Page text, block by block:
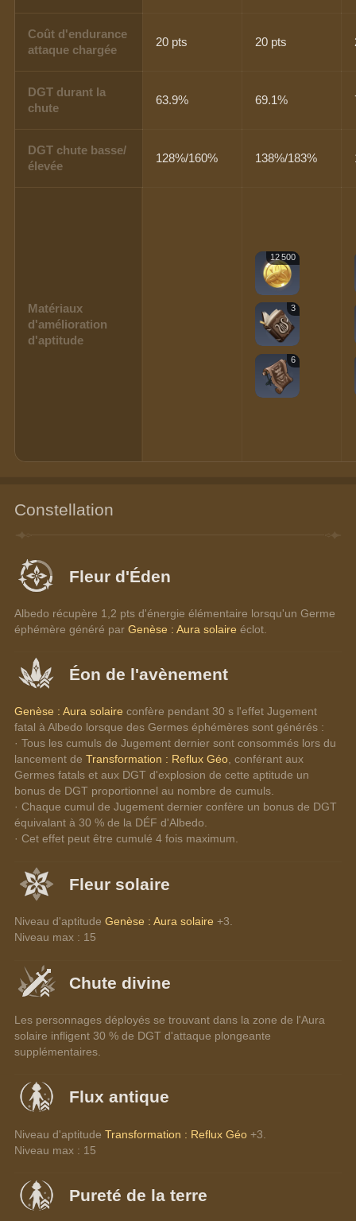
Coût d'endurance
attaque chargée
20 pts 20 pts
DGT durant la
chute
63.9% 69.1%
DGT chute basse/
élevée
128%/160% 138%/183%
Matériaux
d'amélioration
d'aptitude
12 500
3
6
Constellation
Fleur d'Éden
Albedo récupère 1,2 pts d'énergie élémentaire lorsqu'un Germe
éphémère généré par Genèse : Aura solaire éclot.
Éon de l'avènement
Genèse : Aura solaire confère pendant 30 s l'effet Jugement
fatal à Albedo lorsque des Germes éphémères sont générés :
· Tous les cumuls de Jugement dernier sont consommés lors du
lancement de Transformation : Reflux Géo, conférant aux
Germes fatals et aux DGT d'explosion de cette aptitude un
bonus de DGT proportionnel au nombre de cumuls.
· Chaque cumul de Jugement dernier confère un bonus de DGT
équivalant à 30 % de la DÉF d'Albedo.
· Cet effet peut être cumulé 4 fois maximum.
Fleur solaire
Niveau d'aptitude Genèse : Aura solaire +3.
Niveau max : 15
Chute divine
Les personnages déployés se trouvant dans la zone de l'Aura
solaire infligent 30 % de DGT d'attaque plongeante
supplémentaires.
Flux antique
Niveau d'aptitude Transformation : Reflux Géo +3.
Niveau max : 15
Pureté de la terre